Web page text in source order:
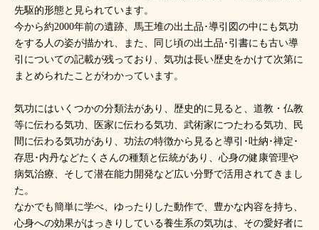
先駆的形態と見られています。
今から約2000年前の遺跡、馬王堆の出土品･導引図の中にも気功
をする人の姿が描かれ、また、同じ頃の出土品･引書にも古い導
引についての記載が残っており、気功は長い歴史をかけて次第に
まとめられたことがわかっています。
気功にはいくつかの分類法があり、歴史的に見ると、道教・仏教
等に伝わる気功、医家に伝わる気功、武術家につたわる気功、民
間に伝わる気功があり、功法の特徴から見ると導引･吐納･禅定･
存思･内丹などたくさんの種類と伝統があり、心身の健康管理や
病気治療、そして潜在能力開発など広い分野で活用されてきまし
た。
なかでも簡単に学べ、ゆったりした動作で、豊かな内容を持ち、
心身への効果がはっきりしている養生系の気功は、その愛好者に